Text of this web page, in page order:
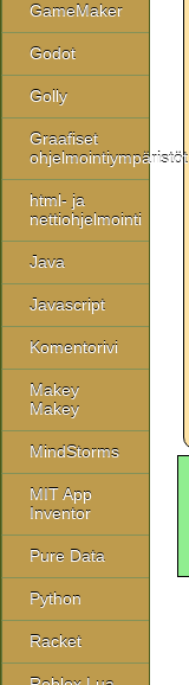
GameMaker
Godot
Golly
Graafiset
ohjelmointiympäristöt
html- ja
nettiohjelmointi
Java
Javascript
Komentorivi
Makey
Makey
MindStorms
MIT App
Inventor
Pure Data
Python
Racket